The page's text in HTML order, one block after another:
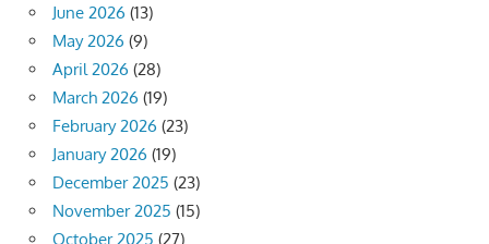
June 2026 (13)
May 2026 (9)
April 2026 (28)
March 2026 (19)
February 2026 (23)
January 2026 (19)
December 2025 (23)
November 2025 (15)
October 2025 (27)